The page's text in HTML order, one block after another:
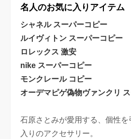
名人のお気に入りアイテム
シャネル スーパーコピー
ルイヴィトン スーパーコピー
ロレックス 激安
nike スーパーコピー
モンクレール コピー
オーデマピゲ偽物ヴァンクリ
石原さとみが愛用する、個性
入りのアクセサリー。